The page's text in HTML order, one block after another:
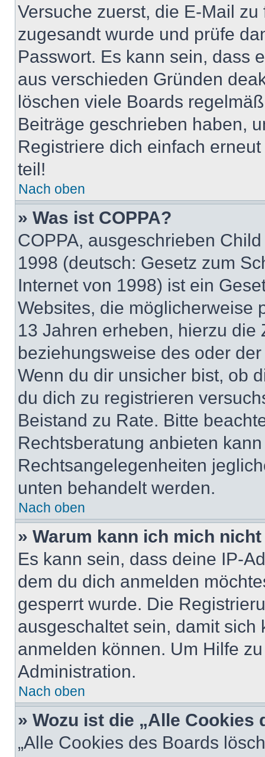
Versuche zuerst, die E-Mail
zugesandt wurde und prüfe
Passwort. Es kann sein, dass
aus verschieden Gründen
löschen viele Boards
Beiträge geschrieben haben,
Registriere dich einfach
teil!
Nach oben
» Was ist COPPA?
COPPA, ausgeschrieben
1998 (deutsch: Gesetz zum
Internet von 1998) ist ein
Websites, die möglicherweise
13 Jahren erheben, hierzu die
beziehungsweise des oder
Wenn du dir unsicher bist, ob
du dich zu registrieren
Beistand zu Rate. Bitte
Rechtsberatung anbieten
Rechtsangelegenheiten
unten behandelt werden.
Nach oben
» Warum kann ich mich
Es kann sein, dass deine IP-
dem du dich anmelden
gesperrt wurde. Die
ausgeschaltet sein, damit
anmelden können. Um Hilfe
Administration.
Nach oben
» Wozu ist die „Alle
„Alle Cookies des Boards